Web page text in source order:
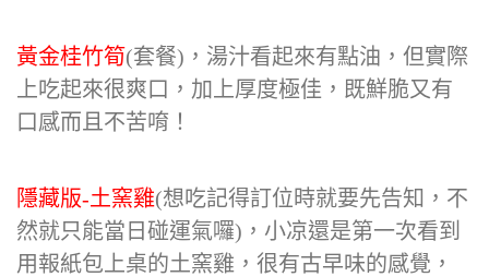
黃金桂竹筍(套餐)，湯汁看起來有點油，但實際
上吃起來很爽口，加上厚度極佳，既鮮脆又有
口感而且不苦唷！
隱藏版-土窯雞(想吃記得訂位時就要先告知，不
然就只能當日碰運氣囉)，小凉還是第一次看到
用報紙包上桌的土窯雞，很有古早味的感覺，